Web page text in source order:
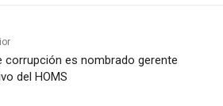
corrupción es nombrado gerente
del HOMS